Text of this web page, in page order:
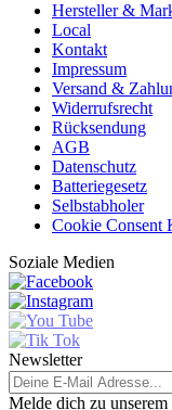
Hersteller &
Local
Kontakt
Impressum
Versand &
Widerrufsrecht
Rücksendung
AGB
Datenschutz
Batteriegesetz
Selbstabholer
Cookie Consent
Soziale Medien
Newsletter
Melde dich zu